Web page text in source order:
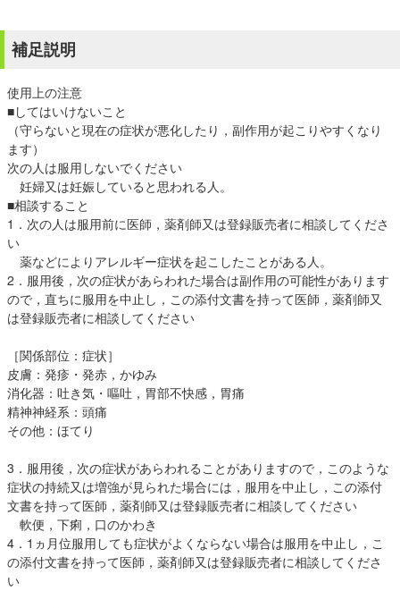
補足説明
使用上の注意
■してはいけないこと
（守らないと現在の症状が悪化したり，副作用が起こりやすくなり
ます）
次の人は服用しないでください
妊婦又は妊娠していると思われる人。
■相談すること
1．次の人は服用前に医師，薬剤師又は登録販売者に相談してくださ
い
薬などによりアレルギー症状を起こしたことがある人。
2．服用後，次の症状があらわれた場合は副作用の可能性があります
ので，直ちに服用を中止し，この添付文書を持って医師，薬剤師又
は登録販売者に相談してください
［関係部位：症状］
皮膚：発疹・発赤，かゆみ
消化器：吐き気・嘔吐，胃部不快感，胃痛
精神神経系：頭痛
その他：ほてり
3．服用後，次の症状があらわれることがありますので，このような
症状の持続又は増強が見られた場合には，服用を中止し，この添付
文書を持って医師，薬剤師又は登録販売者に相談してください
軟便，下痢，口のかわき
4．1ヵ月位服用しても症状がよくならない場合は服用を中止し，こ
の添付文書を持って医師，薬剤師又は登録販売者に相談してくださ
い